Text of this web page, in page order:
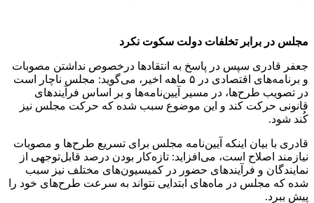
مجلس در برابر تخلفات دولت سکوت نکرد
جعفر قادری سپس در پاسخ به انتقادها درخصوص نداشتن مصوبات
و برنامه‌های اقتصادی در ۵ ماهه اخیر، می‌گوید: مجلس ناچار است
در تصویب طرح‌ها، در مسیر آیین‌نامه‌ها و بر اساس فرآیندهای
قانونی حرکت کند و این موضوع سبب شده که حرکت مجلس نیز
کُند شود.
قادری با بیان اینکه آیین‌نامه‌ مجلس برای تسریع طرح‌ها و مصوبات
نیازمند اصلاح است، می‌افزاید: تازه‌کار بودن درصد قابل‌توجهی از
نمایندگان و فرآیندهای حضور در کمیسیون‌های مختلف نیز سبب
شده که مجلس در ماه‌های ابتدایی نتواند به سرعت طرح‌های خود را
پیش ببرد.